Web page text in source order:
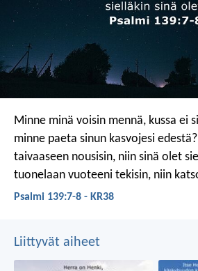
Minne minä voisin mennä, kussa ei
minne paeta sinun kasvojesi edestä?
taivaaseen nousisin, niin sinä olet
tuonelaan vuoteeni tekisin, niin
Psalmi 139:7-8 - KR38
Liittyvät aiheet